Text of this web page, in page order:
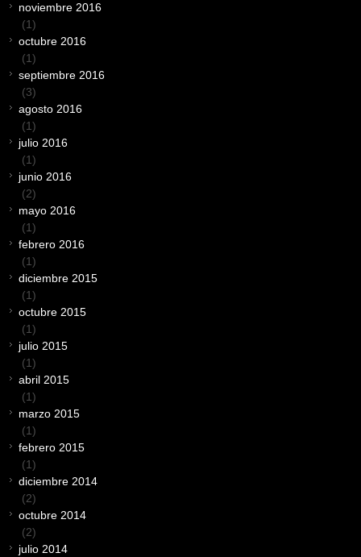
noviembre 2016
(1)
octubre 2016
(1)
septiembre 2016
(3)
agosto 2016
(1)
julio 2016
(1)
junio 2016
(2)
mayo 2016
(1)
febrero 2016
(1)
diciembre 2015
(1)
octubre 2015
(1)
julio 2015
(1)
abril 2015
(1)
marzo 2015
(1)
febrero 2015
(1)
diciembre 2014
(2)
octubre 2014
(2)
julio 2014